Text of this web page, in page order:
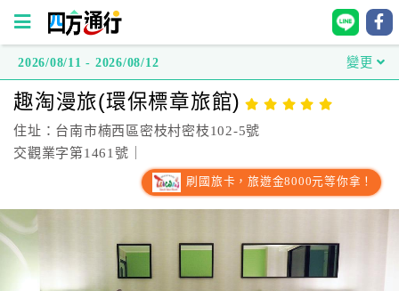
方
通
行
台
2026/08/11 - 2026/08/12 變更
趣淘漫旅(環保標章旅館)
住址：台南市楠西區密枝村密枝102-5號
交觀業字第1461號｜
刷國旅卡，旅遊金8000元等你拿！